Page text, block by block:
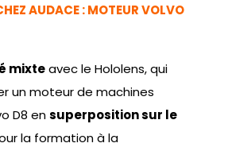
AUDACE : MOTEUR VOLVO
mixteavec le Hololens, qui
un moteur de machines
D8 ensuperposition sur le
la formation à la